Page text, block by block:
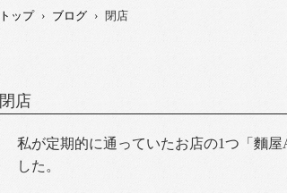
トップ › ブログ › 閉店
閉店
私が定期的に通っていたお店の1つ「麵
した。